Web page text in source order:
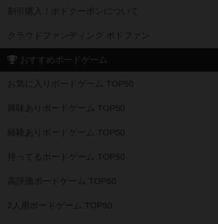
割引購入！ボドクーポンについて
クラウドファンディング ボドファン
おすすめボードゲーム
お気に入りボードゲーム TOP50
興味ありボードゲーム TOP50
経験ありボードゲーム TOP50
持ってるボードゲーム TOP50
高評価ボードゲーム TOP50
2人用ボードゲーム TOP50